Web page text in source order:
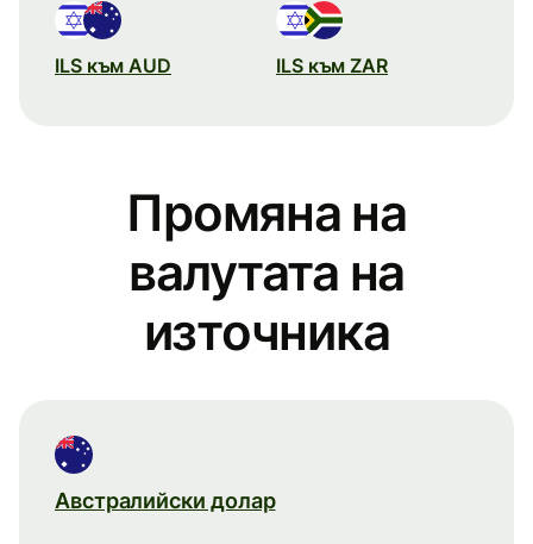
ILS към AUD ILS към ZAR
Промяна на
валутата на
източника
Австралийски долар